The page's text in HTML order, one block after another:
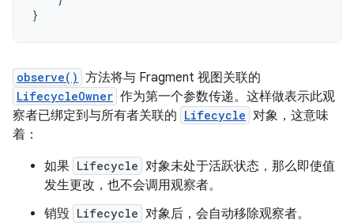
}
observe() 方法将与 Fragment 视图关联的
LifecycleOwner 作为第一个参数传递。这样做表示此观
察者已绑定到与所有者关联的 Lifecycle 对象，这意味
着：
如果 Lifecycle 对象未处于活跃状态，那么即使值
发生更改，也不会调用观察者。
销毁 Lifecycle 对象后，会自动移除观察者。